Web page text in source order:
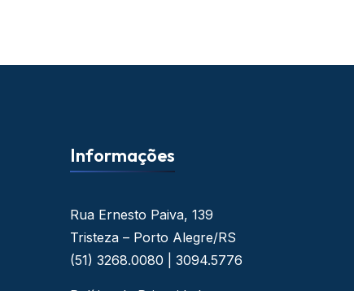
Informações
Rua Ernesto Paiva, 139
Tristeza – Porto Alegre/RS
(51) 3268.0080 | 3094.5776